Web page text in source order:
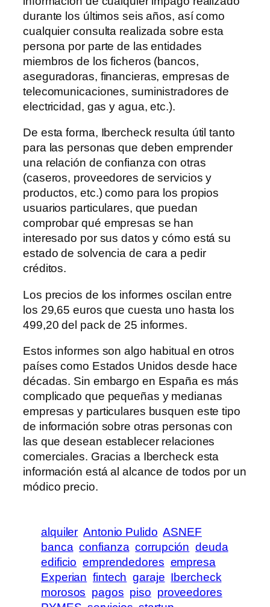
durante los últimos seis años, así como
cualquier consulta realizada sobre esta
persona por parte de las entidades
miembros de los ficheros (bancos,
aseguradoras, financieras, empresas de
telecomunicaciones, suministradores de
electricidad, gas y agua, etc.).
De esta forma, Ibercheck resulta útil tanto
para las personas que deben emprender
una relación de confianza con otras
(caseros, proveedores de servicios y
productos, etc.) como para los propios
usuarios particulares, que puedan
comprobar qué empresas se han
interesado por sus datos y cómo está su
estado de solvencia de cara a pedir
créditos.
Los precios de los informes oscilan entre
los 29,65 euros que cuesta uno hasta los
499,20 del pack de 25 informes.
Estos informes son algo habitual en otros
países como Estados Unidos desde hace
décadas. Sin embargo en España es más
complicado que pequeñas y medianas
empresas y particulares busquen este tipo
de información sobre otras personas con
las que desean establecer relaciones
comerciales. Gracias a Ibercheck esta
información está al alcance de todos por un
módico precio.
alquiler Antonio Pulido ASNEF
banca confianza corrupción deuda
edificio emprendedores empresa
Experian fintech garaje Ibercheck
morosos pagos piso proveedores